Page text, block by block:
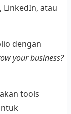
LinkedIn, atau
dengan
your business?
tools